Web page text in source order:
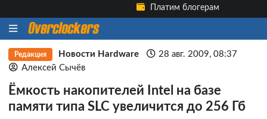
Платим блогерам
Редакция Новости Hardware
28 авг. 2009, 08:37
Алексей Сычёв
Ёмкость накопителей Intel на базе
памяти типа SLC увеличится до 256 Гб